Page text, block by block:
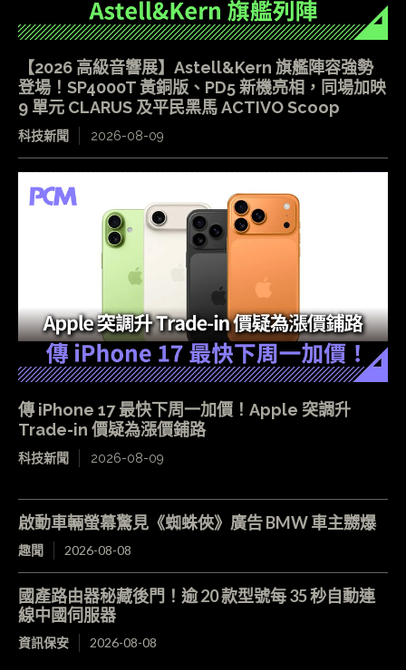
【2026 高級音響展】Astell&Kern 旗艦陣容強勢
登場！SP4000T 黃銅版、PD5 新機亮相，同場加映
9 單元 CLARUS 及平民黑馬 ACTIVO Scoop
科技新聞 2026-08-09
傳 iPhone 17 最快下周一加價！Apple 突調升
Trade-in 價疑為漲價鋪路
科技新聞 2026-08-09
啟動車輛螢幕驚見《蜘蛛俠》廣告 BMW 車主嬲爆
趣聞 2026-08-08
國產路由器秘藏後門！逾 20 款型號每 35 秒自動連
線中國伺服器
資訊保安 2026-08-08